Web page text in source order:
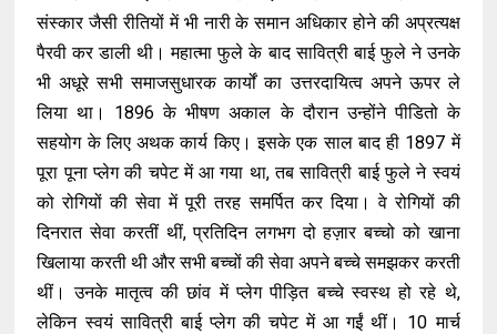
संस्कार जैसी रीतियों में भी नारी के समान अधिकार होने की अप्रत्यक्ष
पैरवी कर डाली थी। महात्मा फुले के बाद सावित्री बाई फुले ने उनके
भी अधूरे सभी समाजसुधारक कार्यों का उत्तरदायित्व अपने ऊपर ले
लिया था। 1896 के भीषण अकाल के दौरान उन्होंने पीडितो के
सहयोग के लिए अथक कार्य किए। इसके एक साल बाद ही 1897 में
पूरा पूना प्लेग की चपेट में आ गया था, तब सावित्री बाई फुले ने स्वयं
को रोगियों की सेवा में पूरी तरह समर्पित कर दिया। वे रोगियों की
दिनरात सेवा करतीं थीं, प्रतिदिन लगभग दो हज़ार बच्चो को खाना
खिलाया करती थी और सभी बच्चों की सेवा अपने बच्चे समझकर करती
थीं। उनके मातृत्व की छांव में प्लेग पीड़ित बच्चे स्वस्थ हो रहे थे,
लेकिन स्वयं सावित्री बाई प्लेग की चपेट में आ गईं थीं। 10 मार्च